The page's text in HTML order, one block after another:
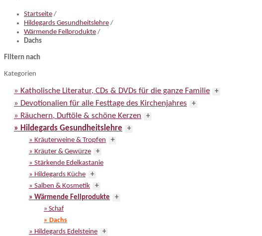
Startseite /
Hildegards Gesundheitslehre /
Wärmende Fellprodukte /
Dachs
Filtern nach
Kategorien
» Katholische Literatur, CDs & DVDs für die ganze Familie +
» Devotionalien für alle Festtage des Kirchenjahres +
» Räuchern, Duftöle & schöne Kerzen +
» Hildegards Gesundheitslehre
+
» Kräuterweine & Tropfen
+
» Kräuter & Gewürze
+
» Stärkende Edelkastanie
» Hildegards Küche
+
» Salben & Kosmetik
+
» Wärmende Fellprodukte
+
» Schaf
» Dachs
» Hildegards Edelsteine
+